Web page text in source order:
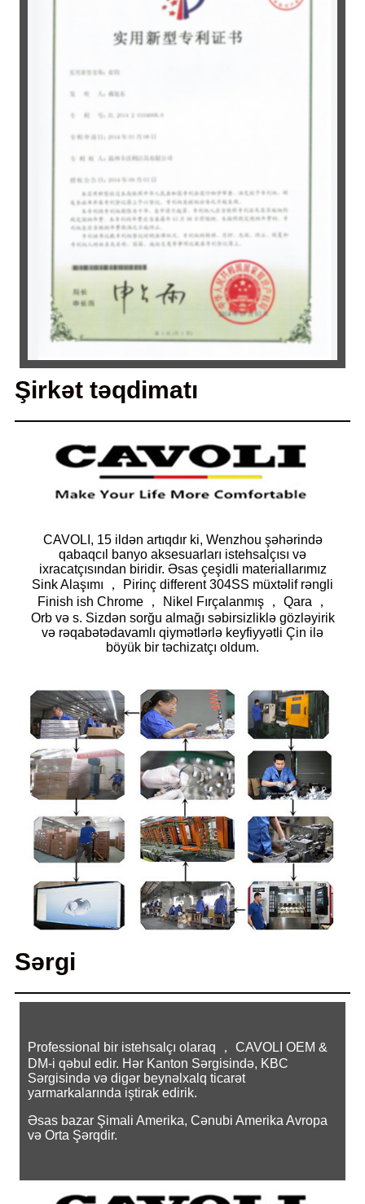
Şirkət təqdimatı
CAVOLI, 15 ildən artıqdır ki, Wenzhou şəhərində
qabaqcıl banyo aksesuarları istehsalçısı və
ixracatçısından biridir. Əsas çeşidli materiallarımız
Sink Alaşımı ， Pirinç different 304SS müxtəlif rəngli
Finish ish Chrome ， Nikel Fırçalanmış ， Qara ，
Orb və s. Sizdən sorğu almağı səbirsizliklə gözləyirik
və rəqabətədavamlı qiymətlərlə keyfiyyətli Çin ilə
böyük bir təchizatçı oldum.
Sərgi
Professional bir istehsalçı olaraq ， CAVOLI OEM &
DM-i qəbul edir. Hər Kanton Sərgisində, KBC
Sərgisində və digər beynəlxalq ticarət
yarmarkalarında iştirak edirik.
Əsas bazar Şimali Amerika, Cənubi Amerika Avropa
və Orta Şərqdir.